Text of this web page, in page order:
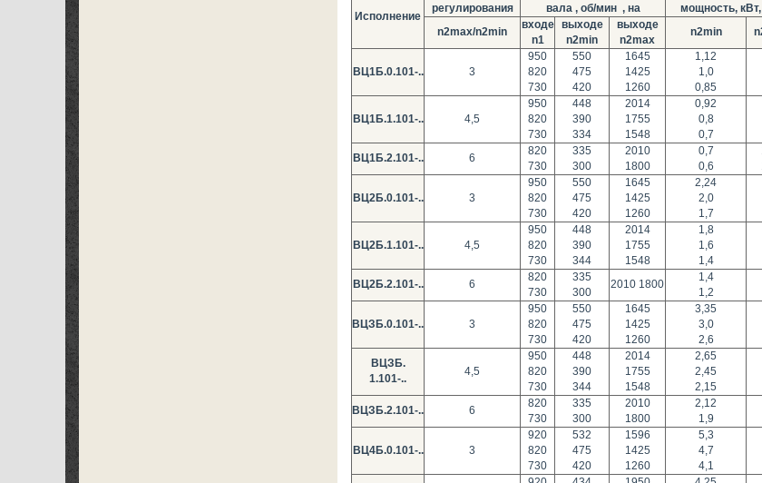
Исполнение
регулирования
вала , об/мин , на
мощность,
n2max/n2min
входе
n1
выходе
n2min
выходе
n2max
n2min
ВЦ1Б.0.101-.. 3
950
820
730
550
475
420
1645
1425
1260
1,12
1,0
0,85
ВЦ1Б.1.101-.. 4,5
950
820
730
448
390
334
2014
1755
1548
0,92
0,8
0,7
ВЦ1Б.2.101-.. 6
820
730
335
300
2010
1800
0,7
0,6
ВЦ2Б.0.101-.. 3
950
820
730
550
475
420
1645
1425
1260
2,24
2,0
1,7
ВЦ2Б.1.101-.. 4,5
950
820
730
448
390
344
2014
1755
1548
1,8
1,6
1,4
ВЦ2Б.2.101-.. 6
820
730
335
300
2010 1800
1,4
1,2
ВЦЗБ.0.101-.. 3
950
820
730
550
475
420
1645
1425
1260
3,35
3,0
2,6
ВЦЗБ.
1.101-..
4,5
950
820
730
448
390
344
2014
1755
1548
2,65
2,45
2,15
ВЦЗБ.2.101-.. 6
820
730
335
300
2010
1800
2,12
1,9
ВЦ4Б.0.101-.. 3
920
820
730
532
475
420
1596
1425
1260
5,3
4,7
4,1